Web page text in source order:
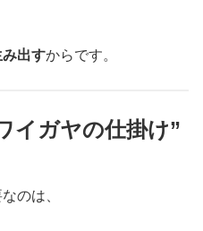
出すからです。
イガヤの仕掛け”
のは、